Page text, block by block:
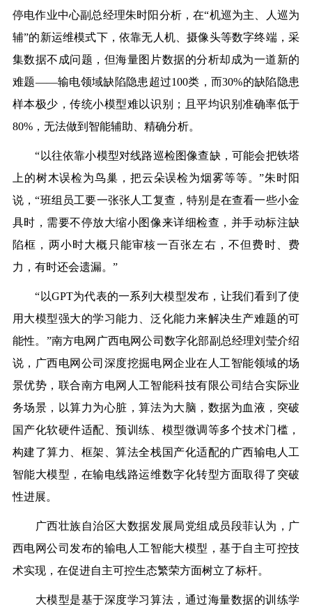
停电作业中心副总经理朱时阳分析，在“机巡为主、人巡为
辅”的新运维模式下，依靠无人机、摄像头等数字终端，采
集数据不成问题，但海量图片数据的分析却成为一道新的
难题——输电领域缺陷隐患超过100类，而30%的缺陷隐患
样本极少，传统小模型难以识别；且平均识别准确率低于
80%，无法做到智能辅助、精确分析。
“以往依靠小模型对线路巡检图像查缺，可能会把铁塔
上的树木误检为鸟巢，把云朵误检为烟雾等等。”朱时阳
说，“班组员工要一张张人工复查，特别是在查看一些小金
具时，需要不停放大缩小图像来详细检查，并手动标注缺
陷框，两小时大概只能审核一百张左右，不但费时、费
力，有时还会遗漏。”
“以GPT为代表的一系列大模型发布，让我们看到了使
用大模型强大的学习能力、泛化能力来解决生产难题的可
能性。”南方电网广西电网公司数字化部副总经理刘莹介绍
说，广西电网公司深度挖掘电网企业在人工智能领域的场
景优势，联合南方电网人工智能科技有限公司结合实际业
务场景，以算力为心脏，算法为大脑，数据为血液，突破
国产化软硬件适配、预训练、模型微调等多个技术门槛，
构建了算力、框架、算法全栈国产化适配的广西输电人工
智能大模型，在输电线路运维数字化转型方面取得了突破
性进展。
广西壮族自治区大数据发展局党组成员段菲认为，广
西电网公司发布的输电人工智能大模型，基于自主可控技
术实现，在促进自主可控生态繁荣方面树立了标杆。
大模型是基于深度学习算法，通过海量数据的训练学